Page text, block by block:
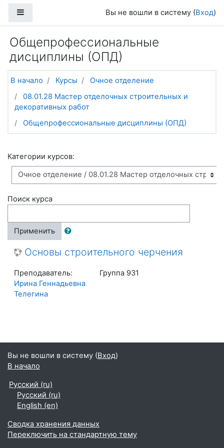
Вы не вошли в систему (Вход)
Общепрофессиональные
дисциплины (ОПД)
В начало Курсы
Очное отделение
08.01.28 Мастер отделочных строительных и
декоративных работ
Общепрофессиональные дисциплины (ОПД)
Категории курсов:
Поиск курса
Применить
Основы строительного черчения
Группа 931
Преподаватель:
Ирина Геннадьевна
Телегина
Вы не вошли в систему (Вход)
В начало
Русский ‎(ru)‎
Русский ‎(ru)‎
English ‎(en)‎
Сводка хранения данных
Переключить на стандартную тему